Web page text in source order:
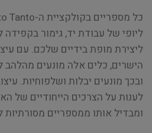
ליופי של עבודת יד, גימור
ליצירת מופת בידיים שלכם. עם
הישרים, כלים אלה מונעים מהלהב
ובכך מונעים יבלות ושלפוחיות.
לענות על הצרכים הייחודיים של
ומבדיל אותו ממספריים